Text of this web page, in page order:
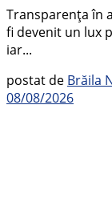
Transparența în
fi devenit un lux
iar...
postat de Brăila
08/08/2026